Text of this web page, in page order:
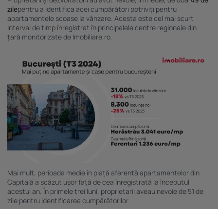
zilepentru a identifica acei cumpărători potriviți pentru
apartamentele scoase la vânzare. Acesta este cel mai scurt
interval de timp înregistrat în principalele centre regionale din
țară monitorizate de Imobiliare.ro.
Mai mult, perioada medie în piață aferentă apartamentelor din
Capitală a scăzut ușor față de cea înregistrată la începutul
acestui an. În primele trei luni, proprietarii aveau nevoie de 51 de
zile pentru identificarea cumpărătorilor.